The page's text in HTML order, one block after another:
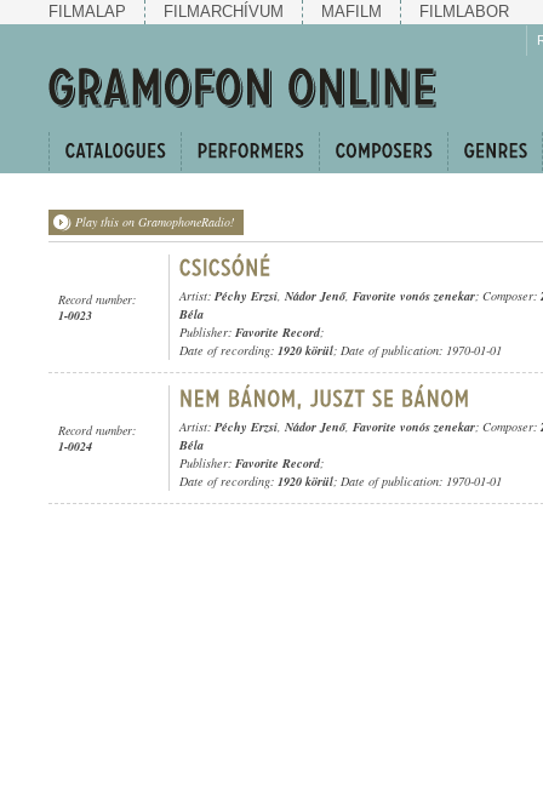
FILMALAP FILMARCHÍVUM MAFILM FILMLABOR
Play this on GramophoneRadio!
Record number:
1-0023
Artist: Péchy Erzsi, Nádor Jenő, Favorite vonós zenekar; Composer:
Béla
Publisher: Favorite Record;
Date of recording: 1920 körül; Date of publication: 1970-01-01
Record number:
1-0024
Artist: Péchy Erzsi, Nádor Jenő, Favorite vonós zenekar; Composer:
Béla
Publisher: Favorite Record;
Date of recording: 1920 körül; Date of publication: 1970-01-01